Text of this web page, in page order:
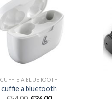
CUFFIE A BLUETOOTH
cuffie a bluetooth